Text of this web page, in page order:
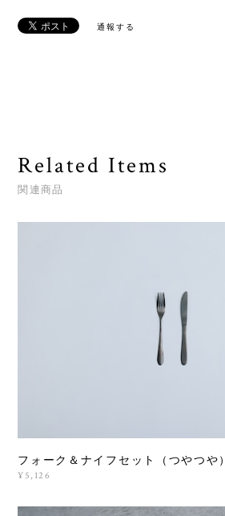
通報する
Related Items
関連商品
フォーク＆ナイフセット（つやつや）
¥5,126